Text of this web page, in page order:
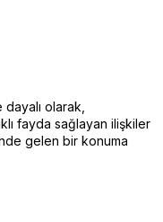
olarak,
fayda sağlayan ilişkiler
gelen bir konuma